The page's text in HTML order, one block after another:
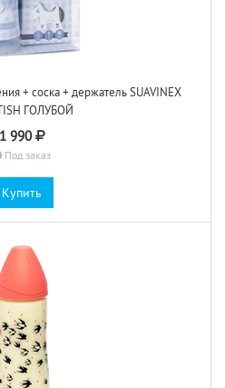
+ соска + держатель SUAVINEX
ГОЛУБОЙ
1 990
Под заказ
Купить